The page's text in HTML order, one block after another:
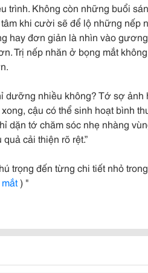
trình. Không còn những buổi
khi cười sẽ để lộ những nếp
hay đơn giản là nhìn vào
Trị nếp nhăn ở bọng mắt
dưỡng nhiều không? Tớ sợ ảnh
cậu có thể sinh hoạt bình
dặn tớ chăm sóc nhẹ nhàng
cải thiện rõ rệt.”
trọng đến từng chi tiết nhỏ
) "